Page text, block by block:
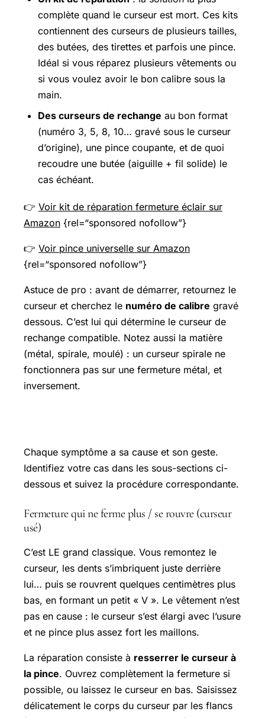
complète quand le curseur est mort. Ces kits
contiennent des curseurs de plusieurs tailles,
des butées, des tirettes et parfois une pince.
Idéal si vous réparez plusieurs vêtements ou
si vous voulez avoir le bon calibre sous la
main.
Des curseurs de rechange au bon format
(numéro 3, 5, 8, 10… gravé sous le curseur
d’origine), une pince coupante, et de quoi
recoudre une butée (aiguille + fil solide) le
cas échéant.
👉 Voir kit de réparation fermeture éclair sur
Amazon {rel=“sponsored nofollow”}
👉 Voir pince universelle sur Amazon
{rel=“sponsored nofollow”}
Astuce de pro : avant de démarrer, retournez le
curseur et cherchez le numéro de calibre gravé
dessous. C’est lui qui détermine le curseur de
rechange compatible. Notez aussi la matière
(métal, spirale, moulé) : un curseur spirale ne
fonctionnera pas sur une fermeture métal, et
inversement.
Chaque symptôme a sa cause et son geste.
Identifiez votre cas dans les sous-sections ci-
dessous et suivez la procédure correspondante.
Fermeture qui ne ferme plus / se rouvre (curseur
usé)
C’est LE grand classique. Vous remontez le
curseur, les dents s’imbriquent juste derrière
lui… puis se rouvrent quelques centimètres plus
bas, en formant un petit « V ». Le vêtement n’est
pas en cause : le curseur s’est élargi avec l’usure
et ne pince plus assez fort les maillons.
La réparation consiste à resserrer le curseur à
la pince. Ouvrez complètement la fermeture si
possible, ou laissez le curseur en bas. Saisissez
délicatement le corps du curseur par les flancs